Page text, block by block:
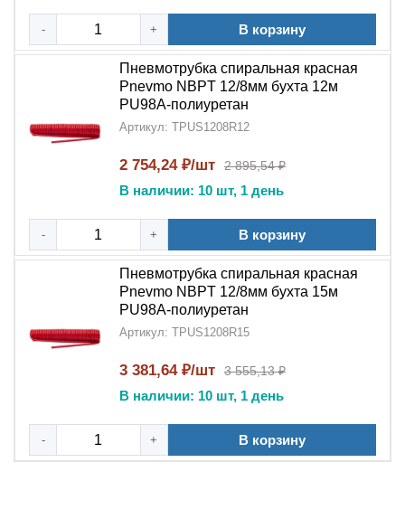
- + В корзину
Пневмотрубка спиральная красная
Pnevmo NBPT 12/8мм бухта 12м
PU98A-полиуретан
Артикул: TPUS1208R12
2 754,24 ₽/шт 2 895,54 ₽
В наличии: 10 шт, 1 день
- + В корзину
Пневмотрубка спиральная красная
Pnevmo NBPT 12/8мм бухта 15м
PU98A-полиуретан
Артикул: TPUS1208R15
3 381,64 ₽/шт 3 555,13 ₽
В наличии: 10 шт, 1 день
- + В корзину